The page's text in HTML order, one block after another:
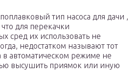
тип насоса для дачи ,
для перекачки
сред их использовать не
недостатком называют тот
в автоматическом режиме не
высушить приямок или иную